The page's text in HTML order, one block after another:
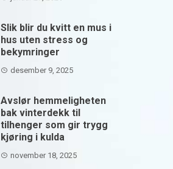
Slik blir du kvitt en mus i
hus uten stress og
bekymringer
desember 9, 2025
Avslør hemmeligheten
bak vinterdekk til
tilhenger som gir trygg
kjøring i kulda
november 18, 2025